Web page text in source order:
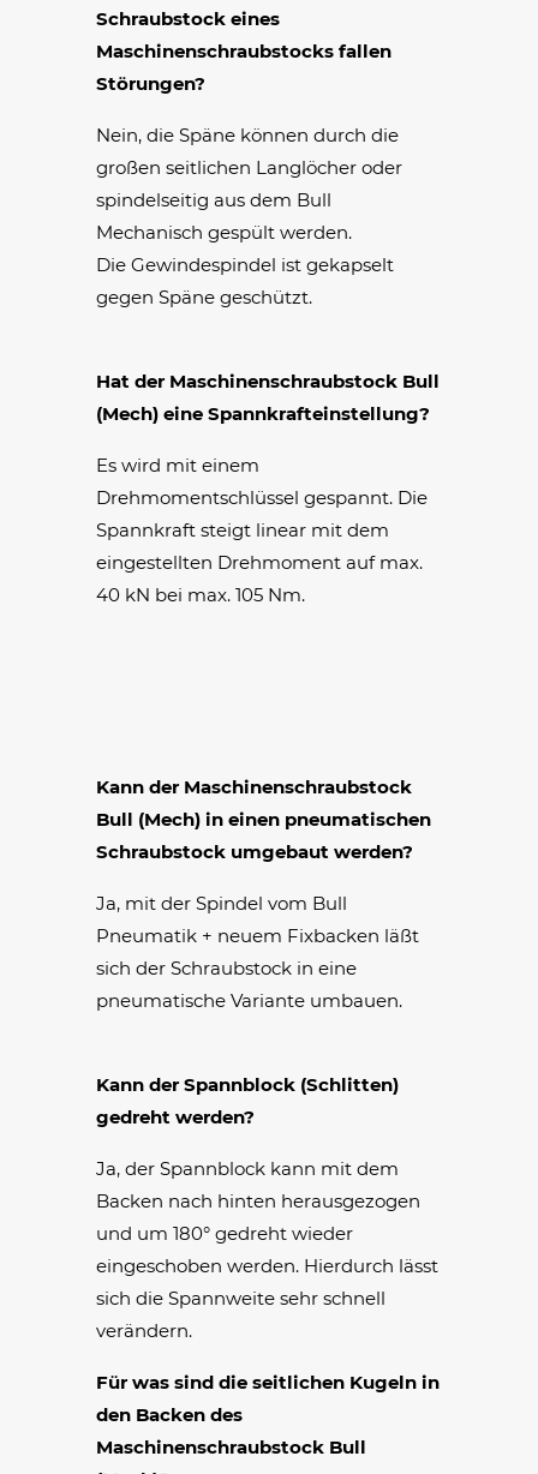
Schraubstock eines
Maschinenschraubstocks fallen
Störungen?
Nein, die Späne können durch die
großen seitlichen Langlöcher oder
spindelseitig aus dem Bull
Mechanisch gespült werden.
Die Gewindespindel ist gekapselt
gegen Späne geschützt.
Hat der Maschinenschraubstock Bull
(Mech) eine Spannkrafteinstellung?
Es wird mit einem
Drehmomentschlüssel gespannt. Die
Spannkraft steigt linear mit dem
eingestellten Drehmoment auf max.
40 kN bei max. 105 Nm.
Kann der Maschinenschraubstock
Bull (Mech) in einen pneumatischen
Schraubstock umgebaut werden?
Ja, mit der Spindel vom Bull
Pneumatik + neuem Fixbacken läßt
sich der Schraubstock in eine
pneumatische Variante umbauen.
Kann der Spannblock (Schlitten)
gedreht werden?
Ja, der Spannblock kann mit dem
Backen nach hinten herausgezogen
und um 180° gedreht wieder
eingeschoben werden. Hierdurch lässt
sich die Spannweite sehr schnell
verändern.
Für was sind die seitlichen Kugeln in
den Backen des
Maschinenschraubstock Bull